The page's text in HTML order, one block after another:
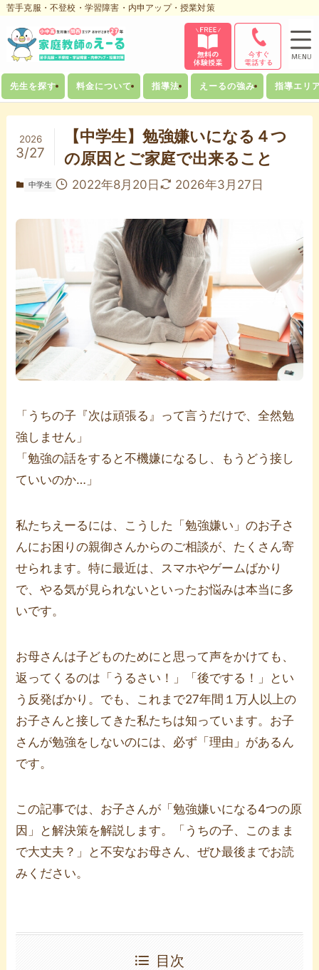
苦手克服・不登校・学習障害・内申アップ・授業対策
先生を探す 料金について 指導法 えーるの強み 指導エリ
【中学生】勉強嫌いになる４つ
の原因とご家庭で出来ること
2026
3/27
中学生 2022年8月20日 2026年3月27日
「うちの子『次は頑張る』って言うだけで、全然勉
強しません」
「勉強の話をすると不機嫌になるし、もうどう接し
ていいのか…」
私たちえーるには、こうした「勉強嫌い」のお子さ
んにお困りの親御さんからのご相談が、たくさん寄
せられます。特に最近は、スマホやゲームばかり
で、やる気が見られないといったお悩みは本当に多
いです。
お母さんは子どものためにと思って声をかけても、
返ってくるのは「うるさい！」「後でする！」とい
う反発ばかり。でも、これまで27年間１万人以上の
お子さんと接してきた私たちは知っています。お子
さんが勉強をしないのには、必ず「理由」があるん
です。
この記事では、お子さんが「勉強嫌いになる4つの原
因」と解決策を解説します。「うちの子、このまま
で大丈夫？」と不安なお母さん、ぜひ最後までお読
みください。
目次